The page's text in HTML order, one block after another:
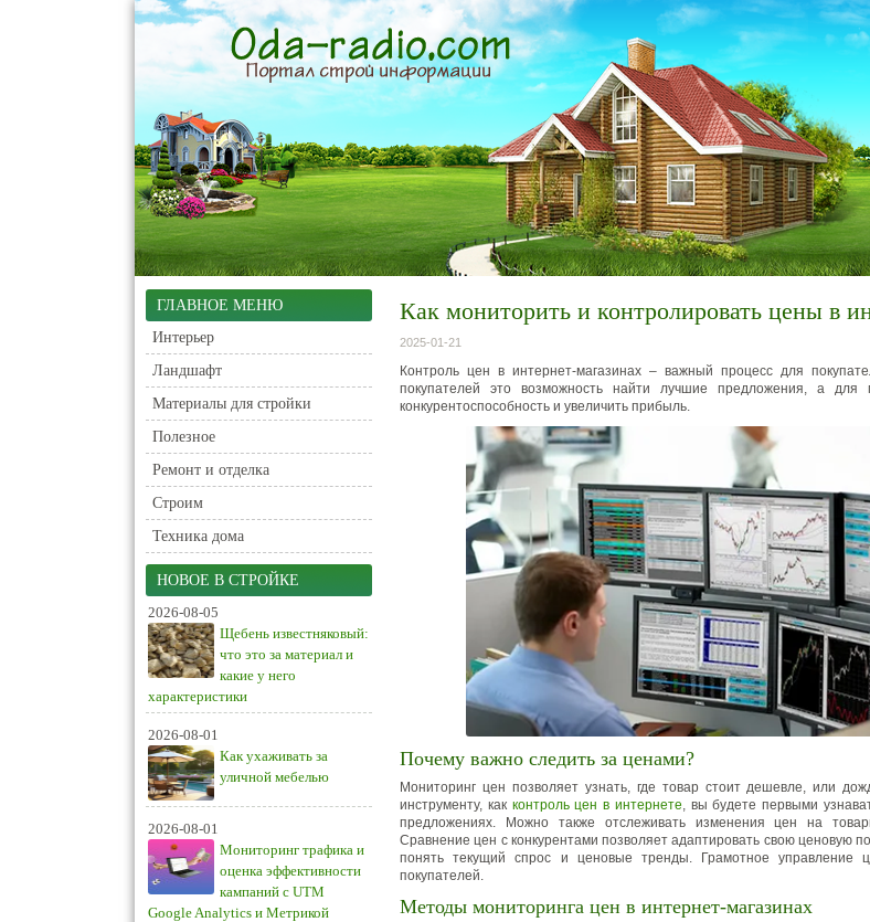
ГЛАВНОЕ МЕНЮ
Интерьер
Ландшафт
Материалы для стройки
Полезное
Ремонт и отделка
Строим
Техника дома
НОВОЕ В СТРОЙКЕ
2026-08-05
Щебень известняковый:
что это за материал и
какие у него
характеристики
2026-08-01
Как ухаживать за
уличной мебелью
2026-08-01
Мониторинг трафика и
оценка эффективности
кампаний с UTM
Google Analytics и Метрикой
Как мониторить и контролировать цены в
2025-01-21
Контроль цен в интернет-магазинах – важный процесс для
покупателей это возможность найти лучшие предложения, а для
конкурентоспособность и увеличить прибыль.
Почему важно следить за ценами?
Мониторинг цен позволяет узнать, где товар стоит дешевле, или
инструменту, как контроль цен в интернете, вы будете первыми
предложениях. Можно также отслеживать изменения цен на
Сравнение цен с конкурентами позволяет адаптировать свою ценовую
понять текущий спрос и ценовые тренды. Грамотное управление
покупателей.
Методы мониторинга цен в интернет-магазинах